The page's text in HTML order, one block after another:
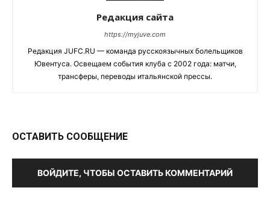
Редакция сайта
https://myjuve.com
Редакция JUFC.RU — команда русскоязычных болельщиков
Ювентуса. Освещаем события клуба с 2002 года: матчи,
трансферы, переводы итальянской прессы.
ОСТАВИТЬ СООБЩЕНИЕ
ВОЙДИТЕ, ЧТОБЫ ОСТАВИТЬ КОММЕНТАРИЙ